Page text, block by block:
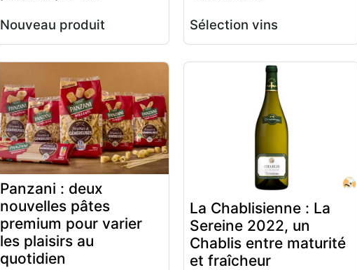
Nouveau produit
Panzani : deux
nouvelles pâtes
premium pour varier
les plaisirs au
quotidien
Sélection vins
La Chablisienne : La
Sereine 2022, un
Chablis entre maturité
et fraîcheur